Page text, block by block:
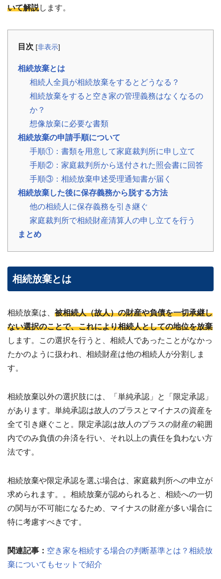
📖
お
役
ち
コ
ラ
相
続・
共
有
持
分・
空
き
家・
税
▾
お
客
様
の
声
ご
依
頼
い
だ
た
お
客
様
ビ
ー
?
よ
く
質
問
定・
取・
持
分
※
し
つ
い
営
業
いて解説します。
目次 [非表示]
相続放棄とは
相続人全員が相続放棄をするとどうなる？
相続放棄をすると空き家の管理義務はなくなるの
か？
想像放棄に必要な書類
相続放棄の申請手順について
手順①：書類を用意して家庭裁判所に申し立て
手順②：家庭裁判所から送付された照会書に回答
手順③：相続放棄申述受理通知書が届く
相続放棄した後に保存義務から脱する方法
他の相続人に保存義務を引き継ぐ
家庭裁判所で相続財産清算人の申し立てを行う
まとめ
相続放棄とは
相続放棄は、 被相続人（故人）の財産や負債を一切承継し
ない選択のことで、これにより相続人としての地位を放棄
します。この選択を行うと、相続人であったことがなかっ
たかのように扱われ、相続財産は他の相続人が分割しま
す。
相続放棄以外の選択肢には、「単純承認」と「限定承認」
があります。単純承認は故人のプラスとマイナスの資産を
全て引き継ぐこと。限定承認は故人のプラスの財産の範囲
内でのみ負債の弁済を行い、それ以上の責任を負わない方
法です。
相続放棄や限定承認を選ぶ場合は、家庭裁判所への申立が
求められます。。相続放棄が認められると、相続への一切
の関与が不可能になるため、マイナスの財産が多い場合に
特に考慮すべきです。
関連記事： 空き家を相続する場合の判断基準とは？相続放
棄についてもセットで紹介